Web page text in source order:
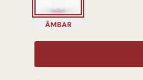
ÂMBAR